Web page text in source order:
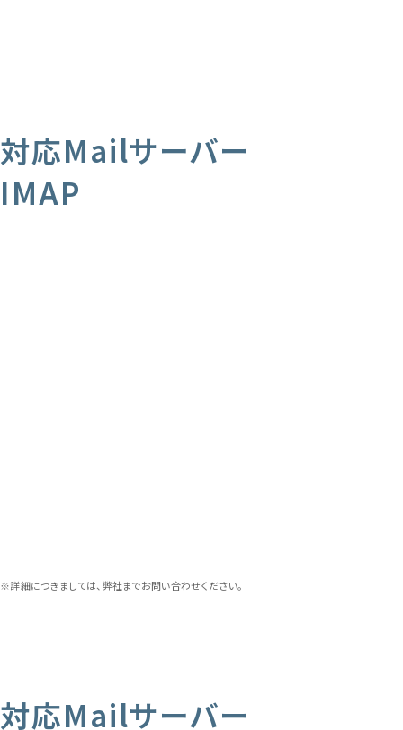
対応Mailサーバー
IMAP
※詳細につきましては、弊社までお問い合わせください。
対応Mailサーバー